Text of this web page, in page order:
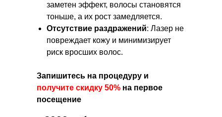
заметен эффект, волосы становятся
тоньше, а их рост замедляется.
Отсутствие раздражений: Лазер не
повреждает кожу и минимизирует
риск вросших волос.
Запишитесь на процедуру и
получите скидку 50% на первое
посещение